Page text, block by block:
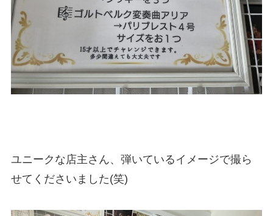
ユニークな店主さん、弾いているイメージで撮ら
せてくださいました(笑)